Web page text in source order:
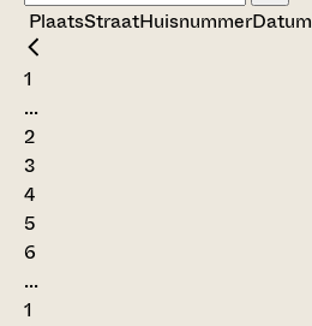
PlaatsStraatHuisnummerDatum
1
...
2
3
4
5
6
...
1